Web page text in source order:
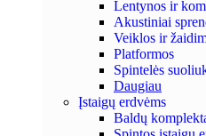
Lentynos ir
Akustiniai
Veiklos ir
Platformos
Spintelės
Daugiau
Įstaigų erdvėms
Baldų